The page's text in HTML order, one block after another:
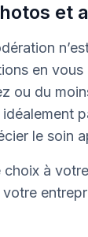
et
en
ou du
le soin
à